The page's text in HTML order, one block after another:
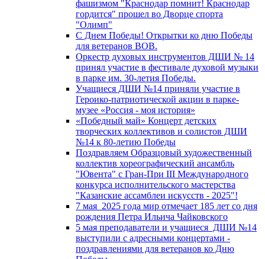
фашизмом "Краснодар помнит! Краснодар
гордится" прошел во Дворце спорта
"Олимп"
С Днем Победы! Открытки ко дню Победы
для ветеранов ВОВ.
Оркестр духовых инструментов ДШИ № 14
принял участие в фестивале духовой музыки
в парке им. 30-летия Победы.
Учащиеся ДШИ №14 приняли участие в
Героико-патриотической акции в парке-
музее «Россия - моя история»
«Победный май» Концерт детских
творческих коллективов и солистов ДШИ
№14 к 80-летию Победы
Поздравляем Образцовый художественный
коллектив хореографический ансамбль
"Ювента" с Гран-При III Международного
конкурса исполнительского мастерства
"Казанские ассамблеи искусств - 2025"!
7 мая 2025 года мир отмечает 185 лет со дня
рождения Петра Ильича Чайковского
5 мая преподаватели и учащиеся ДШИ №14
выступили с адресными концертами -
поздравлениями для ветеранов ко Дню